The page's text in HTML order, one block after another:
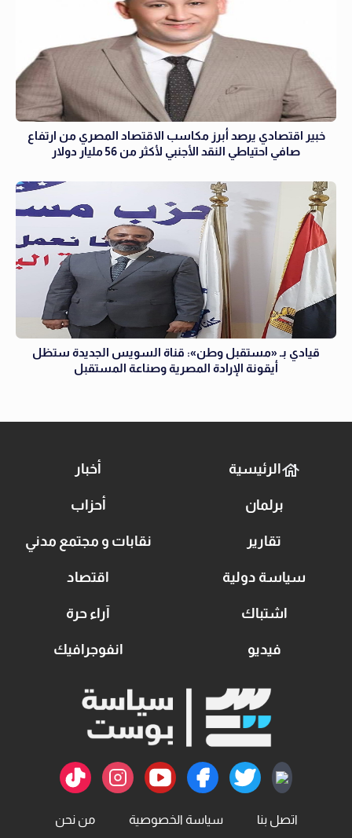
خبير اقتصادي يرصد أبرز مكاسب الاقتصاد المصري من ارتفاع
صافي احتياطي النقد الأجنبي لأكثر من 56 مليار دولار
قيادي بـ «مستقبل وطن»: قناة السويس الجديدة ستظل
أيقونة الإرادة المصرية وصناعة المستقبل
الرئيسية أخبار
برلمان أحزاب
تقارير نقابات و مجتمع مدني
سياسة دولية اقتصاد
اشتباك آراء حرة
فيديو انفوجرافيك
اتصل بنا سياسة الخصوصية من نحن